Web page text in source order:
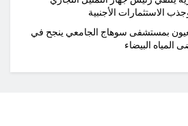
الاستثمارات الأجنبية
بمستشفى سوهاج الجامعي ينجح في